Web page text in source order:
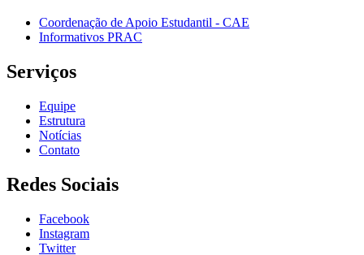
Coordenação de Apoio Estudantil - CAE
Informativos PRAC
Serviços
Equipe
Estrutura
Notícias
Contato
Redes Sociais
Facebook
Instagram
Twitter